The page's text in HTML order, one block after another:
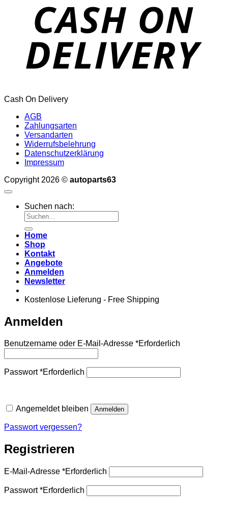
Cash On Delivery
AGB
Zahlungsarten
Versandarten
Widerrufsbelehrung
Datenschutzerklärung
Impressum
Copyright 2026 © autoparts63
Suchen nach:
Home
Shop
Kontakt
Angebote
Anmelden
Newsletter
Kostenlose Lieferung - Free Shipping
Anmelden
Benutzername oder E-Mail-Adresse *Erforderlich
Passwort*Erforderlich
Angemeldet bleiben Anmelden
Passwort vergessen?
Registrieren
E-Mail-Adresse *Erforderlich
Passwort*Erforderlich